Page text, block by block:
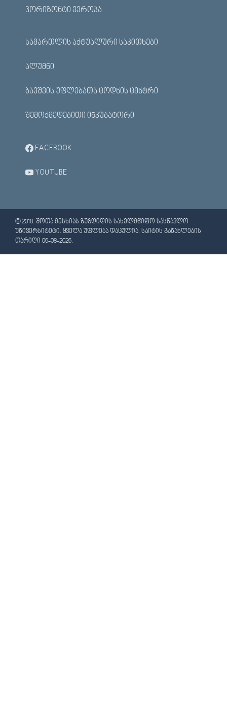
ᲰᲝᲠᲘᲖᲝᲜᲢᲘ ᲔᲕᲠᲝᲞᲐ
ᲡᲐᲛᲐᲠᲗᲚᲘᲡ ᲐᲥᲢᲣᲐᲚᲣᲠᲘ ᲡᲐᲙᲘᲗᲮᲔᲑᲘ
ᲐᲚᲣᲛᲜᲘ
ᲑᲐᲕᲨᲕᲘᲡ ᲣᲤᲚᲔᲑᲐᲗᲐ ᲪᲝᲓᲜᲘᲡ ᲪᲔᲜᲢᲠᲘ
ᲨᲔᲛᲝᲥᲛᲔᲓᲔᲑᲘᲗᲘ ᲘᲜᲙᲣᲑᲐᲢᲝᲠᲘ
FACEBOOK
YOUTUBE
© 2018. ᲨᲝᲗᲐ ᲛᲔᲡᲮᲘᲐᲡ ᲖᲣᲒᲓᲘᲓᲘᲡ ᲡᲐᲮᲔᲚᲛᲬᲘᲤᲝ ᲡᲐᲡᲬᲐᲕᲚᲝ
ᲣᲜᲘᲕᲔᲠᲡᲘᲢᲔᲢᲘ. ᲧᲕᲔᲚᲐ ᲣᲤᲚᲔᲑᲐ ᲓᲐᲪᲣᲚᲘᲐ. ᲡᲐᲘᲢᲘᲡ ᲒᲐᲜᲐᲮᲚᲔᲑᲘᲡ
ᲗᲐᲠᲘᲦᲘ 06-08-2026.